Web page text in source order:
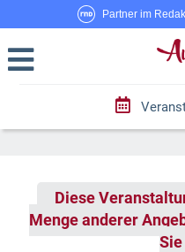
Partner im
Diese
Menge anderer
Sie